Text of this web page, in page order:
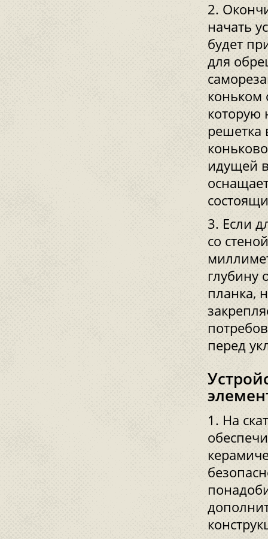
начать
будет
для
коньком
которую
решетка
идущей
Если
со
глубину
планка,
перед
На